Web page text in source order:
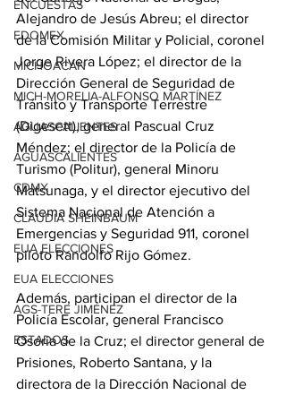
ENCUESTAS
EDOMEX
MICHOACÁN
MICH-MORELIA-ALFONSO MARTÍNEZ
AGUASCALIENTES
AGUASCALIENTES
CDMX
CLAUDIA SHEINBAUM
EUA ELECCIONES
EUA ELECCIONES
AGS-TERE JIMÉNEZ
ESTADOS
Alejandro de Jesús Abreu; el director
de la Comisión Militar y Policial, coronel
Jorge Rivera López; el director de la
Dirección General de Seguridad de
Tránsito y Transporte Terrestre
(Digesett), general Pascual Cruz
Méndez; el director de la Policía de
Turismo (Politur), general Minoru
Matsunaga, y el director ejecutivo del
Sistema Nacional de Atención a
Emergencias y Seguridad 911, coronel
piloto Randolfo Rijo Gómez.
Además, participan el director de la
Policía Escolar, general Francisco
Osoria de la Cruz; el director general de
Prisiones, Roberto Santana, y la
directora de la Dirección Nacional de